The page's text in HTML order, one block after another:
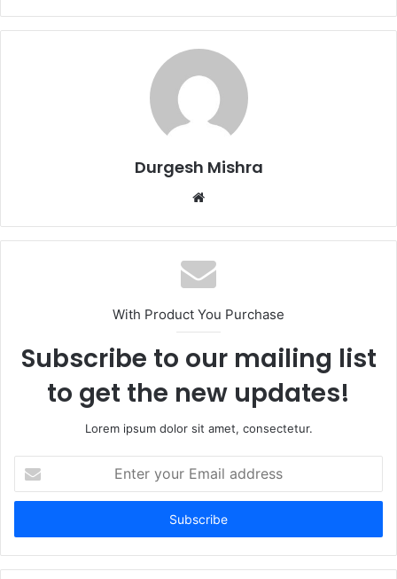
Durgesh Mishra
Website
With Product You Purchase
Subscribe to our mailing list
to get the new updates!
Lorem ipsum dolor sit amet, consectetur.
your
Email